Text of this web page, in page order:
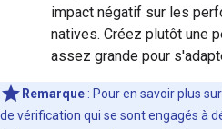
impact négatif sur les
natives. Créez plutôt une
assez grande pour
Remarque : Pour en savoir plus
de vérification qui se sont engagés à